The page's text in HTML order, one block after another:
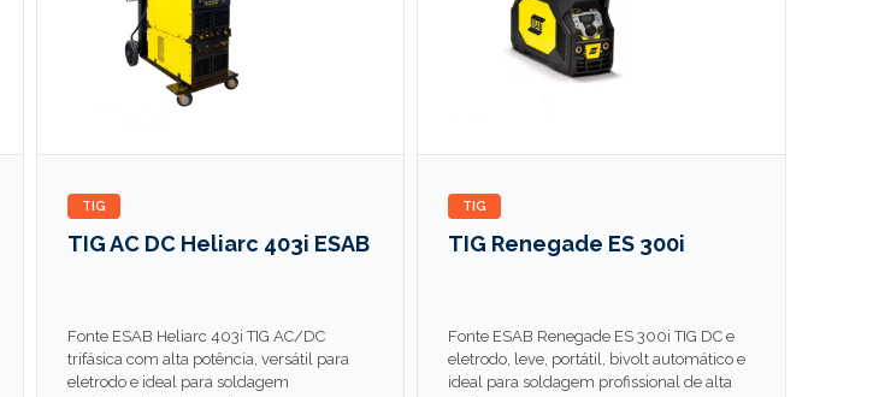
TIG
TIG AC DC Heliarc 403i ESAB
Fonte ESAB Heliarc 403i TIG AC/DC
trifásica com alta potência, versátil para
eletrodo e ideal para soldagem
TIG
TIG Renegade ES 300i
Fonte ESAB Renegade ES 300i TIG DC e
eletrodo, leve, portátil, bivolt automático e
ideal para soldagem profissional de alta